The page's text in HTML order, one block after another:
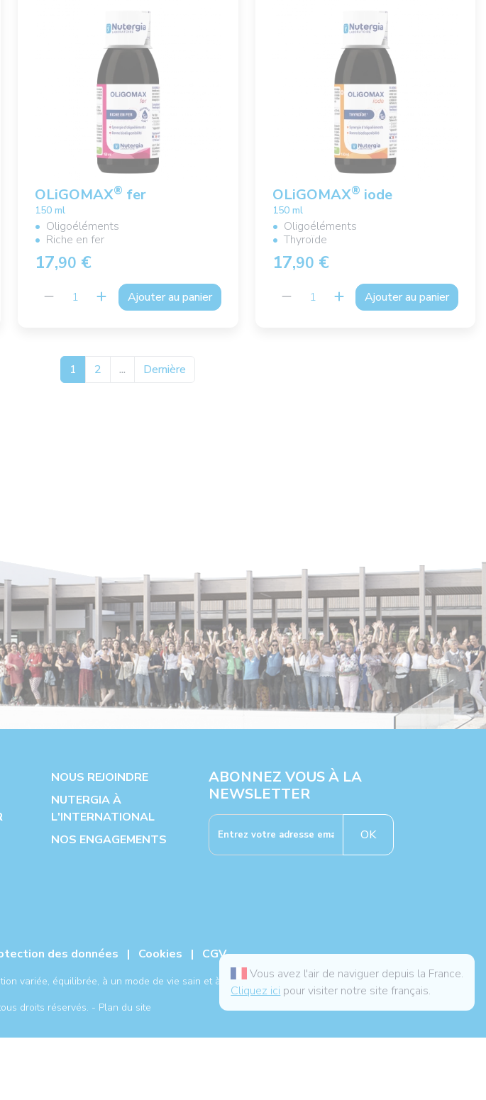
OLiGOMAX® fer
150 ml
Oligoéléments
Riche en fer
17,90 €
Ajouter au panier
OLiGOMAX® iode
150 ml
Oligoéléments
Thyroïde
17,90 €
Ajouter au panier
1 2 ... Dernière
Vous avez l'air de naviguer depuis la France.
Cliquez ici pour visiter notre site français.
NOUS REJOINDRE
NUTERGIA À
L'INTERNATIONAL
NOS ENGAGEMENTS
ABONNEZ VOUS À LA
NEWSLETTER
OK
des données | Cookies | CGV
variée, équilibrée, à un mode de vie sain et à un traitement médical.
droits réservés. - Plan du site